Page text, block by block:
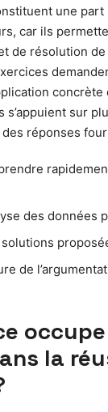
une
car ils
de résolution
concrète
s’appuient sur
réponses
des données
de
la